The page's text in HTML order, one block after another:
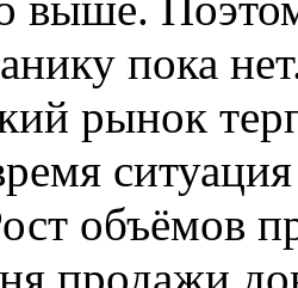
пока
рынок
объёмов